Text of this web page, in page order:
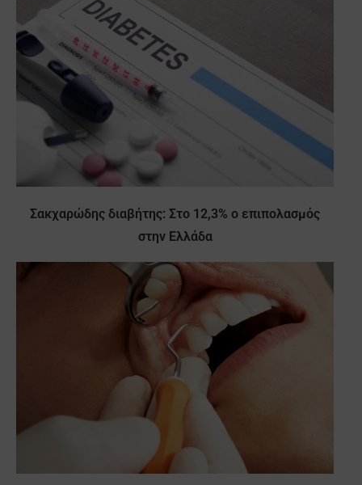
Σακχαρώδης διαβήτης: Στο 12,3% ο επιπολασμός
στην Ελλάδα